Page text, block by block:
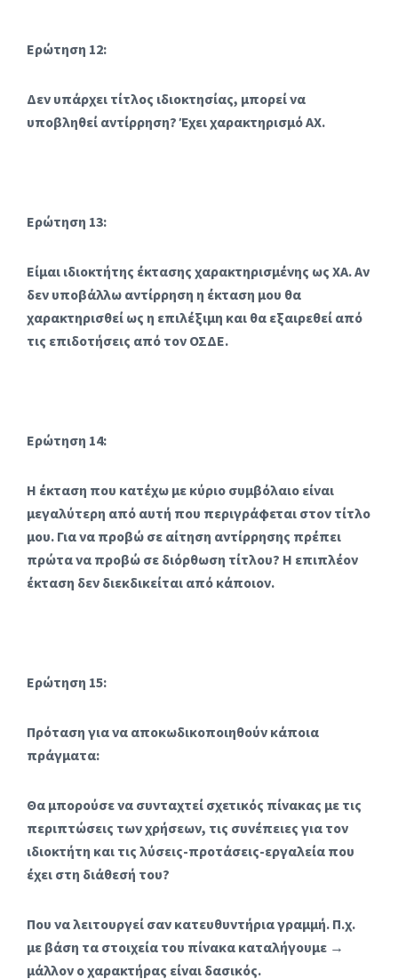
Ερώτηση 12:
Δεν υπάρχει τίτλος ιδιοκτησίας, μπορεί να
υποβληθεί αντίρρηση? Έχει χαρακτηρισμό ΑΧ.
Ερώτηση 13:
Είμαι ιδιοκτήτης έκτασης χαρακτηρισμένης ως ΧΑ. Αν
δεν υποβάλλω αντίρρηση η έκταση μου θα
χαρακτηρισθεί ως η επιλέξιμη και θα εξαιρεθεί από
τις επιδοτήσεις από τον ΟΣΔΕ.
Ερώτηση 14:
Η έκταση που κατέχω με κύριο συμβόλαιο είναι
μεγαλύτερη από αυτή που περιγράφεται στον τίτλο
μου. Για να προβώ σε αίτηση αντίρρησης πρέπει
πρώτα να προβώ σε διόρθωση τίτλου? Η επιπλέον
έκταση δεν διεκδικείται από κάποιον.
Ερώτηση 15:
Πρόταση για να αποκωδικοποιηθούν κάποια
πράγματα:
Θα μπορούσε να συνταχτεί σχετικός πίνακας με τις
περιπτώσεις των χρήσεων, τις συνέπειες για τον
ιδιοκτήτη και τις λύσεις-προτάσεις-εργαλεία που
έχει στη διάθεσή του?
Που να λειτουργεί σαν κατευθυντήρια γραμμή. Π.χ.
με βάση τα στοιχεία του πίνακα καταλήγουμε →
μάλλον ο χαρακτήρας είναι δασικός.